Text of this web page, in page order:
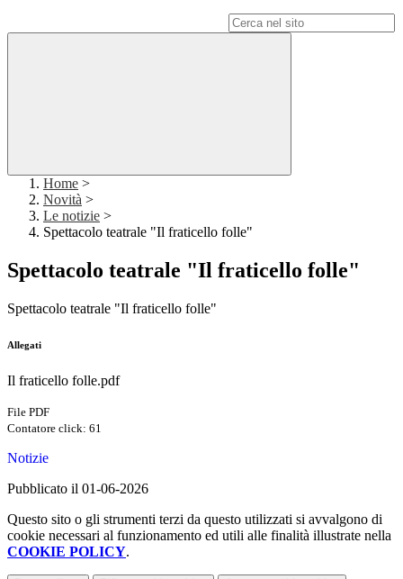
Home >
Novità >
Le notizie >
Spettacolo teatrale "Il fraticello folle"
Spettacolo teatrale "Il fraticello folle"
Spettacolo teatrale "Il fraticello folle"
Allegati
Il fraticello folle.pdf
File PDF
Contatore click: 61
Notizie
Pubblicato il 01-06-2026
Questo sito o gli strumenti terzi da questo utilizzati si avvalgono di
cookie necessari al funzionamento ed utili alle finalità illustrate nella
COOKIE POLICY.